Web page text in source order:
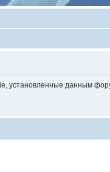
установленные данным